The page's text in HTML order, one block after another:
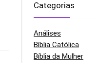
Categorias
Análises
Bíblia Católica
Bíblia da Mulher